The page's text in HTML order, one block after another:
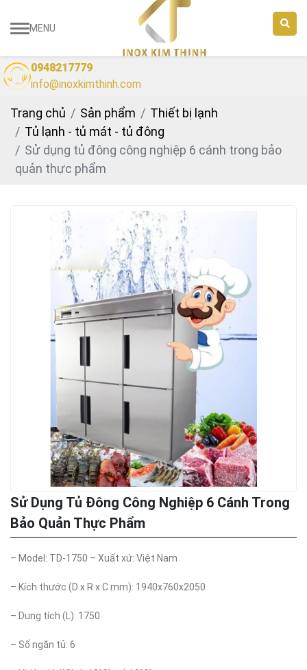
MENU
0948217779
info@inoxkimthinh.com
Trang chủ Sản phẩm
Thiết bị lạnh
Tủ lạnh - tủ mát - tủ đông
Sử dụng tủ đông công nghiệp 6 cánh trong bảo
quản thực phẩm
Sử Dụng Tủ Đông Công Nghiệp 6 Cánh Trong
Bảo Quản Thực Phẩm
– Model: TD-1750 – Xuất xứ: Việt Nam
– Kích thước (D x R x C mm): 1940x760x2050
– Dung tích (L): 1750
– Số ngăn tủ: 6